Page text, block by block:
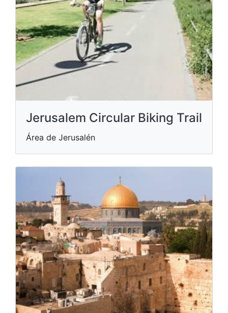
Jerusalem Circular Biking Trail
Área de Jerusalén